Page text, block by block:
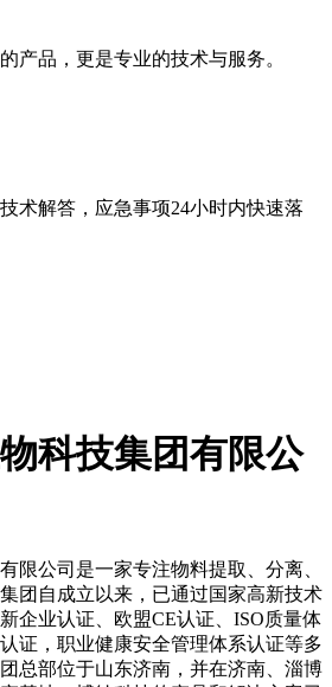
产品，更是专业的技术与服务。
术解答，应急事项24小时内快速落
科技集团有限公
限公司是一家专注物料提取、分离、
团自成立以来，已通过国家高新技术
企业认证、欧盟CE认证、ISO质量体
证，职业健康安全管理体系认证等多
总部位于山东济南，并在济南、淄博